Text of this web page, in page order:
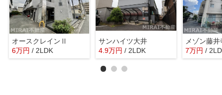
オースクレインⅡ
6万円 / 2LDK
サンハイツ大井
4.9万円 / 2LDK
メゾン藤井
7万円 /